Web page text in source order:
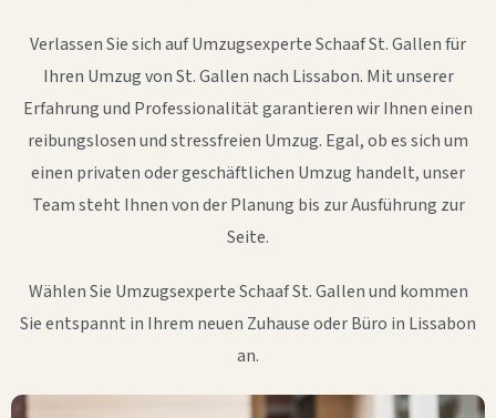
Verlassen Sie sich auf Umzugsexperte Schaaf St. Gallen für
Ihren Umzug von St. Gallen nach Lissabon. Mit unserer
Erfahrung und Professionalität garantieren wir Ihnen einen
reibungslosen und stressfreien Umzug. Egal, ob es sich um
einen privaten oder geschäftlichen Umzug handelt, unser
Team steht Ihnen von der Planung bis zur Ausführung zur
Seite.
Wählen Sie Umzugsexperte Schaaf St. Gallen und kommen
Sie entspannt in Ihrem neuen Zuhause oder Büro in Lissabon
an.